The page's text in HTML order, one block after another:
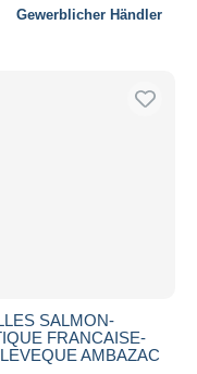
Gewerblicher Händler
SALMON-
FRANCAISE-
AMBAZAC